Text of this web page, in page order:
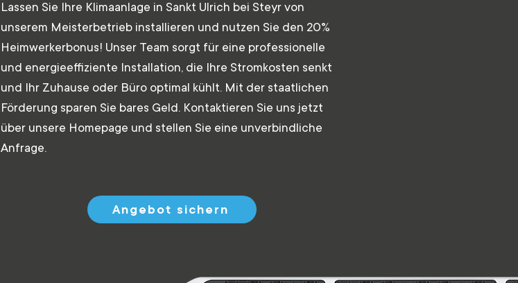
Lassen Sie Ihre Klimaanlage in Sankt Ulrich bei Steyr von
unserem Meisterbetrieb installieren und nutzen Sie den 20%
Heimwerkerbonus! Unser Team sorgt für eine professionelle
und energieeffiziente Installation, die Ihre Stromkosten senkt
und Ihr Zuhause oder Büro optimal kühlt. Mit der staatlichen
Förderung sparen Sie bares Geld. Kontaktieren Sie uns jetzt
über unsere Homepage und stellen Sie eine unverbindliche
Anfrage.
Angebot sichern